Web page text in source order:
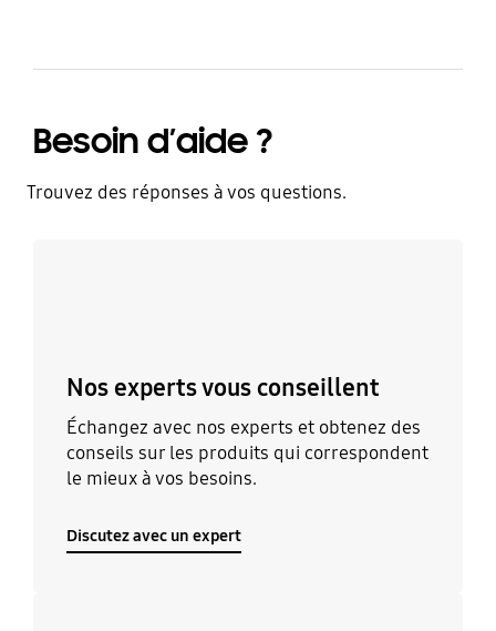
Besoin d’aide ?
Trouvez des réponses à vos questions.
Nos experts vous conseillent
Échangez avec nos experts et obtenez des
conseils sur les produits qui correspondent
le mieux à vos besoins.
Discutez avec un expert